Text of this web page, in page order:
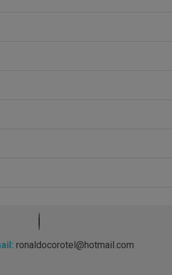
ronaldocorotel@hotmail.com